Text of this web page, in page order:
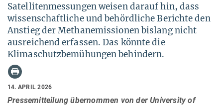
Satellitenmessungen weisen darauf hin, dass
wissenschaftliche und behördliche Berichte den
Anstieg der Methanemissionen bislang nicht
ausreichend erfassen. Das könnte die
Klimaschutzbemühungen behindern.
14. APRIL 2026
Pressemitteilung übernommen von der University of